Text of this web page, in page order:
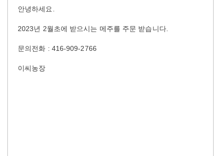
안녕하세요.
2023년 2월초에 받으시는 메주를 주문 받습니다.
문의전화 : 416-909-2766
이씨농장